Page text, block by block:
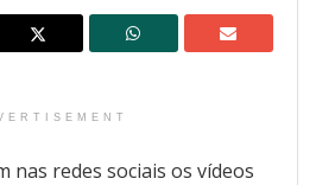
nas redes sociais os vídeos